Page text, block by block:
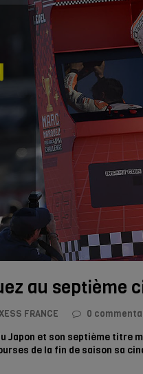
au septième
FRANCE 0
Japon et son septième titre
de la fin de saison sa